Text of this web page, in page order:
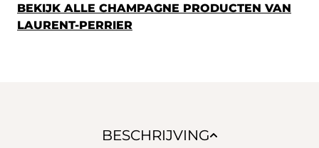
BEKIJK ALLE CHAMPAGNE PRODUCTEN VAN
LAURENT-PERRIER
BESCHRIJVING